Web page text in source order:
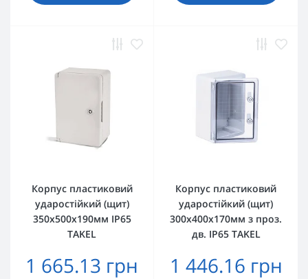
Корпус пластиковий
ударостійкий (щит)
350x500x190мм IP65
TAKEL
1 665.13 грн
Корпус пластиковий
ударостійкий (щит)
300x400x170мм з проз.
дв. IP65 TAKEL
1 446.16 грн